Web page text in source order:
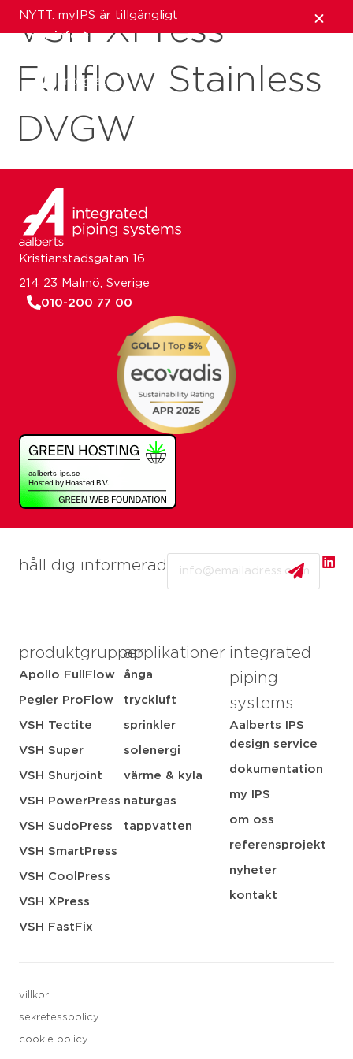
NYTT: myIPS är tillgängligt
mer info
stäng
VSH XPress
Fullflow Stainless
DVGW
håll dig informerad
produktgrupper
Apollo FullFlow
Pegler ProFlow
VSH Tectite
VSH Super
VSH Shurjoint
VSH PowerPress
VSH SudoPress
VSH SmartPress
VSH CoolPress
VSH XPress
VSH FastFix
applikationer
ånga
tryckluft
sprinkler
solenergi
värme & kyla
naturgas
tappvatten
integrated
piping
systems
Aalberts IPS
design service
dokumentation
my IPS
om oss
referensprojekt
nyheter
kontakt
villkor
sekretesspolicy
cookie policy
Kristianstadsgatan 16
214 23 Malmö, Sverige
010-200 77 00